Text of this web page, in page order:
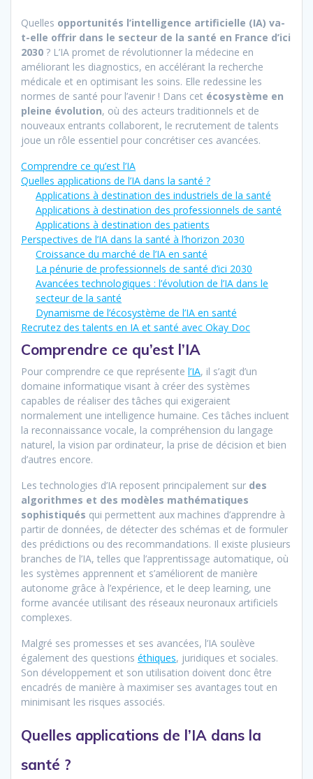
Quelles opportunités l’intelligence artificielle (IA) va-
t-elle offrir dans le secteur de la santé en France d’ici
2030 ? L’IA promet de révolutionner la médecine en
améliorant les diagnostics, en accélérant la recherche
médicale et en optimisant les soins. Elle redessine les
normes de santé pour l’avenir ! Dans cet écosystème en
pleine évolution, où des acteurs traditionnels et de
nouveaux entrants collaborent, le recrutement de talents
joue un rôle essentiel pour concrétiser ces avancées.
Comprendre ce qu’est l’IA
Quelles applications de l’IA dans la santé ?
Applications à destination des industriels de la santé
Applications à destination des professionnels de santé
Applications à destination des patients
Perspectives de l’IA dans la santé à l’horizon 2030
Croissance du marché de l’IA en santé
La pénurie de professionnels de santé d’ici 2030
Avancées technologiques : l’évolution de l’IA dans le
secteur de la santé
Dynamisme de l’écosystème de l’IA en santé
Recrutez des talents en IA et santé avec Okay Doc
Comprendre ce qu’est l’IA
Pour comprendre ce que représente l’IA, il s’agit d’un
domaine informatique visant à créer des systèmes
capables de réaliser des tâches qui exigeraient
normalement une intelligence humaine. Ces tâches incluent
la reconnaissance vocale, la compréhension du langage
naturel, la vision par ordinateur, la prise de décision et bien
d’autres encore.
Les technologies d’IA reposent principalement sur des
algorithmes et des modèles mathématiques
sophistiqués qui permettent aux machines d’apprendre à
partir de données, de détecter des schémas et de formuler
des prédictions ou des recommandations. Il existe plusieurs
branches de l’IA, telles que l’apprentissage automatique, où
les systèmes apprennent et s’améliorent de manière
autonome grâce à l’expérience, et le deep learning, une
forme avancée utilisant des réseaux neuronaux artificiels
complexes.
Malgré ses promesses et ses avancées, l’IA soulève
également des questions éthiques, juridiques et sociales.
Son développement et son utilisation doivent donc être
encadrés de manière à maximiser ses avantages tout en
minimisant les risques associés.
Quelles applications de l’IA dans la
santé ?